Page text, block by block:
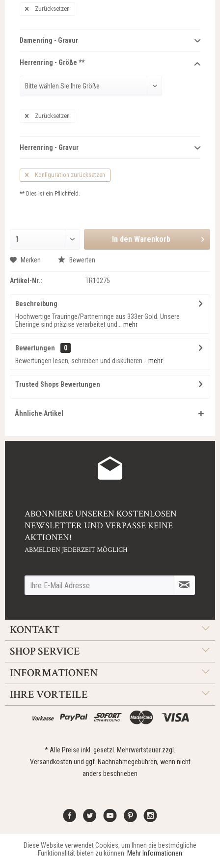
Zurücksetzen
Damenring - Gravur
Herrenring - Größe **
Zurücksetzen
Herrenring - Gravur
Konfiguration zurücksetzen
** Dies ist ein Pflichtfeld.
In den Warenkorb
Merken Bewerten
Artikel-Nr.: TR10275
Beschreibung
Hochwertige Trauringe/Partnerringe aus 333er Gold. Unsere
Eheringe sind präzise verarbeitet und...
mehr
Bewertungen
0
Bewertungen lesen, schreiben und diskutieren...
mehr
Trusted Shops Bewertungen
Ähnliche Artikel
ABONNIERE UNSEREN KOSTENLOSEN
NEWSLETTER UND VERPASSE KEINE
AKTIONEN!
ABMELDEN JEDERZEIT MÖGLICH
KONTAKT
SHOP SERVICE
INFORMATIONEN
IHRE VORTEILE
Vorkasse
* Alle Preise inkl. gesetzl. Mehrwertsteuer zzgl.
Versandkosten und ggf. Nachnahmegebühren, wenn nicht
anders beschrieben
Kontakt Widerrufsrecht Impressum Versand Datenschutz
Funktionale Aktiv
Diese Website verwendet Cookies, um Ihnen die bestmögliche
Funktionalität bieten zu können. Mehr Informationen